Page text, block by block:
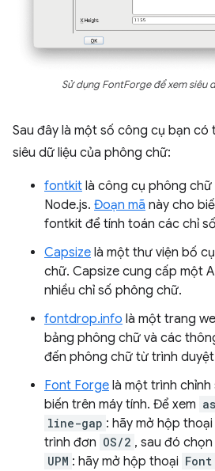
Sử dụng FontForge để xem siêu
Sau đây là một số công cụ bạn
siêu dữ liệu của phông chữ:
fontkit là công cụ phông
Node.js. Đoạn mã này cho
fontkit để tính toán các chỉ
Capsize là một thư viện bố
chữ. Capsize cung cấp một
nhiều chỉ số phông chữ.
fontdrop.info là một trang
bảng phông chữ và các
đến phông chữ từ trình
Font Forge là một trình
biến trên máy tính. Để xem
line-gap : hãy mở hộp thoại
trình đơn OS/2 , sau đó
UPM : hãy mở hộp thoại